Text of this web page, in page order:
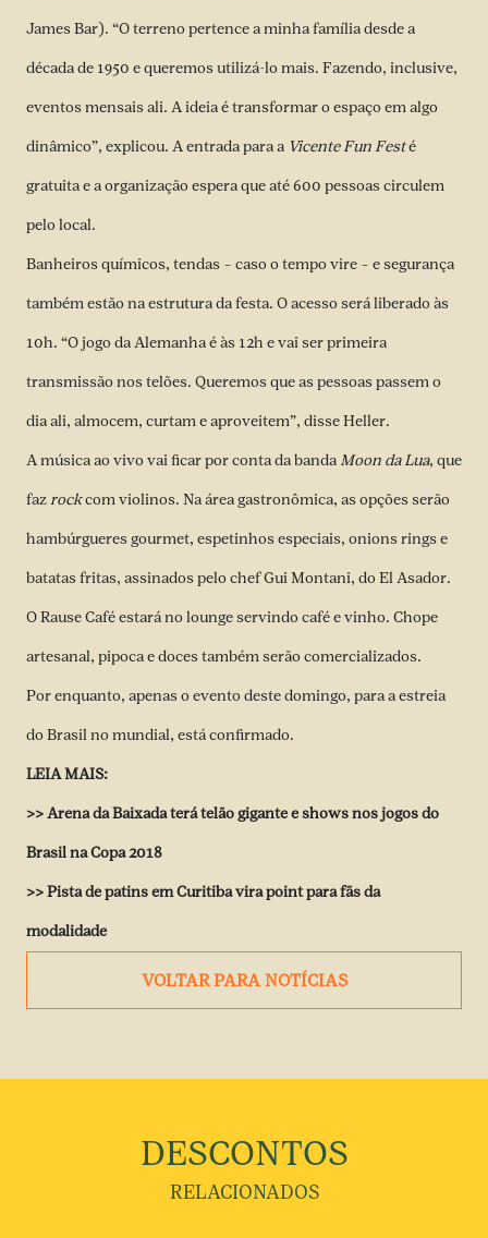
James Bar). “O terreno pertence a minha família desde a
década de 1950 e queremos utilizá-lo mais. Fazendo, inclusive,
eventos mensais ali. A ideia é transformar o espaço em algo
dinâmico”, explicou. A entrada para a Vicente Fun Festé
gratuita e a organização espera que até 600 pessoas circulem
pelo local.
Banheiros químicos, tendas – caso o tempo vire – e segurança
também estão na estrutura da festa. O acesso será liberado às
10h. “O jogo da Alemanha é às 12h e vai ser primeira
transmissão nos telões. Queremos que as pessoas passem o
dia ali, almocem, curtam e aproveitem”, disse Heller.
A música ao vivo vai ficar por conta da banda Moon da Lua, que
fazrockcom violinos. Na área gastronômica, as opções serão
hambúrgueres gourmet, espetinhos especiais, onions rings e
batatas fritas, assinados pelo chef Gui Montani, doEl Asador.
O Rause Café estará no lounge servindo café e vinho. Chope
artesanal, pipoca e doces também serão comercializados.
Por enquanto, apenas o evento deste domingo, para a estreia
do Brasil no mundial, está confirmado.
LEIA MAIS:
>> Arena da Baixada terá telão gigante e shows nos jogos do
Brasil na Copa 2018
>> Pista de patins em Curitiba vira point para fãs da
modalidade
VOLTAR PARA NOTÍCIAS
DESCONTOS
RELACIONADOS